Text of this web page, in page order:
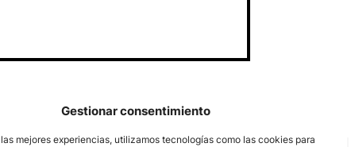
Gestionar consentimiento
mejores experiencias, utilizamos tecnologías como las cookies para